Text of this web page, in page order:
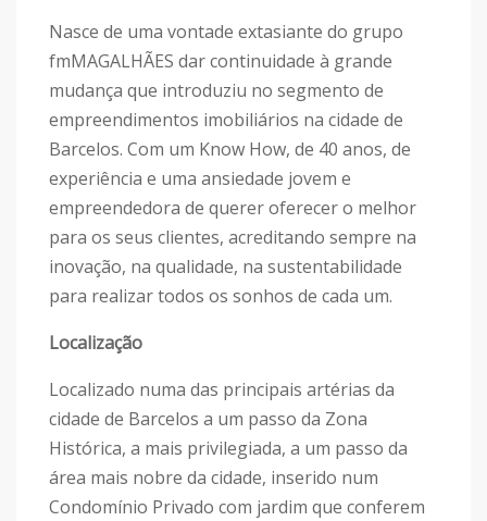
Nasce de uma vontade extasiante do grupo
fmMAGALHÃES dar continuidade à grande
mudança que introduziu no segmento de
empreendimentos imobiliários na cidade de
Barcelos. Com um Know How, de 40 anos, de
experiência e uma ansiedade jovem e
empreendedora de querer oferecer o melhor
para os seus clientes, acreditando sempre na
inovação, na qualidade, na sustentabilidade
para realizar todos os sonhos de cada um.
Localização
Localizado numa das principais artérias da
cidade de Barcelos a um passo da Zona
Histórica, a mais privilegiada, a um passo da
área mais nobre da cidade, inserido num
Condomínio Privado com jardim que conferem